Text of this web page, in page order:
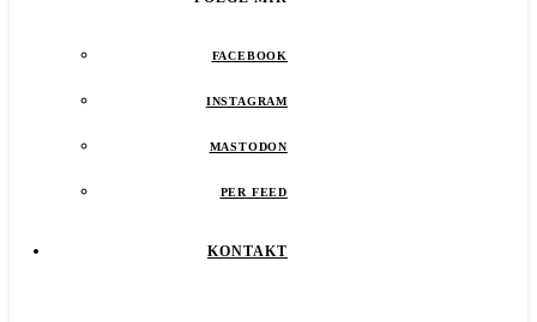
FACEBOOK
INSTAGRAM
MASTODON
PER FEED
KONTAKT